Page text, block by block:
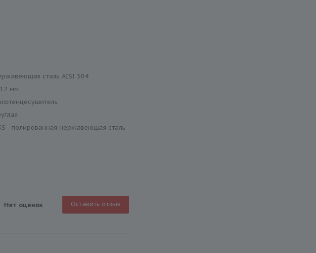
сталь AISI 304
мм
- полированная нержавеющая сталь
Нет оценок Оставить отзыв